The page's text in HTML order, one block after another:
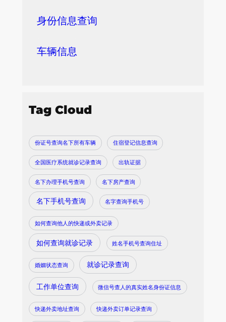
身份信息查询
车辆信息
Tag Cloud
份证号查询名下所有车辆 住宿登记信息查询
全国医疗系统就诊记录查询 出轨证据
名下办理手机号查询 名下房产查询
名下手机号查询 名字查询手机号
如何查询他人的快递或外卖记录
如何查询就诊记录 姓名手机号查询住址
婚姻状态查询 就诊记录查询
工作单位查询 微信号查人的真实姓名身份证信息
快递外卖地址查询 快递外卖订单记录查询